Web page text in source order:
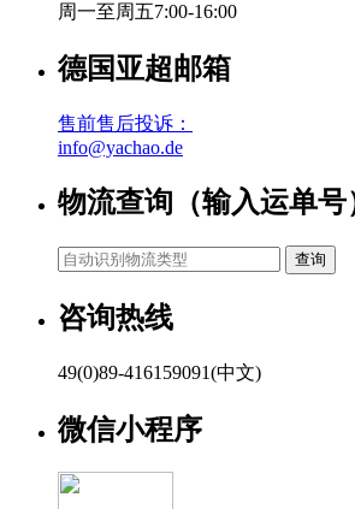
周一至周五7:00-16:00
德国亚超邮箱
售前售后投诉：
info@yachao.de
物流查询（输入运单号
咨询热线
49(0)89-416159091(中文)
微信小程序